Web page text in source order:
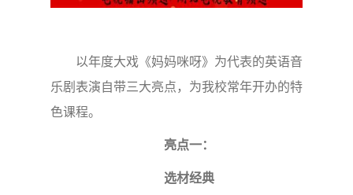
以年度大戏《妈妈咪呀》为代表的英语音
乐剧表演自带三大亮点，为我校常年开办的特
色课程。
亮点一：
选材经典